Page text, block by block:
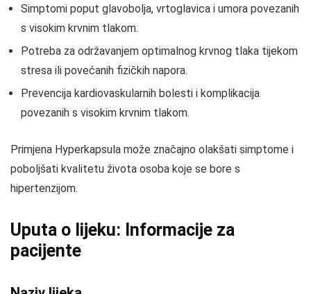
Simptomi poput glavobolja, vrtoglavica i umora povezanih
s visokim krvnim tlakom.
Potreba za održavanjem optimalnog krvnog tlaka tijekom
stresa ili povećanih fizičkih napora.
Prevencija kardiovaskularnih bolesti i komplikacija
povezanih s visokim krvnim tlakom.
Primjena Hyperkapsula može značajno olakšati simptome i
poboljšati kvalitetu života osoba koje se bore s
hipertenzijom.
Uputa o lijeku: Informacije za
pacijente